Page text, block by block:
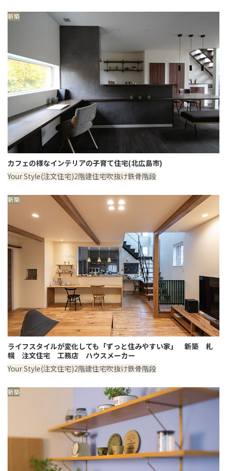
新築
カフェの様なインテリアの子育て住宅(北広島市)
Your Style(注文住宅)2階建住宅吹抜け鉄骨階段
新築
ライフスタイルが変化しても「ずっと住みやすい家」 新築 札
幌 注文住宅 工務店 ハウスメーカー
Your Style(注文住宅)2階建住宅吹抜け鉄骨階段
新築